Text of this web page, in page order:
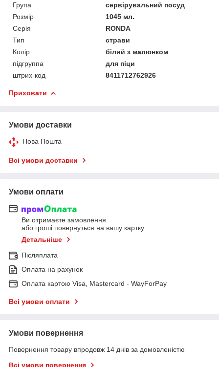
Група
сервірувальний посуд
Розмір
1045 мл.
Серія
RONDA
Тип
страви
Колір
білий з малюнком
підгруппа
для піци
штрих-код
8411712762926
Приховати
Умови доставки
Нова Пошта
Всі умови доставки
Умови оплати
Ви отримаєте замовлення
або гроші повернуться на вашу картку
Детальніше
Післяплата
Оплата на рахунок
Оплата картою Visa, Mastercard - WayForPay
Всі умови оплати
Умови повернення
Повернення товару впродовж 14 днів за домовленістю
Всі умови повернення